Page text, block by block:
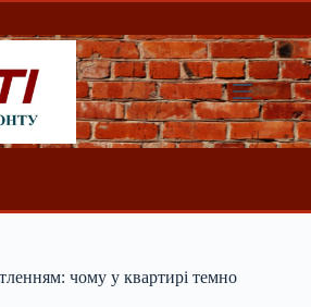
чому у квартирі темно